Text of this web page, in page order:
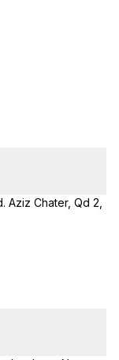
Aziz Chater, Qd 2,